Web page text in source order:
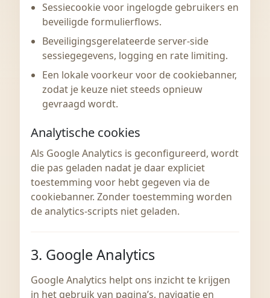
Sessiecookie voor ingelogde gebruikers en
beveiligde formulierflows.
Beveiligingsgerelateerde server-side
sessiegegevens, logging en rate limiting.
Een lokale voorkeur voor de cookiebanner,
zodat je keuze niet steeds opnieuw
gevraagd wordt.
Analytische cookies
Als Google Analytics is geconfigureerd, wordt
die pas geladen nadat je daar expliciet
toestemming voor hebt gegeven via de
cookiebanner. Zonder toestemming worden
de analytics-scripts niet geladen.
3. Google Analytics
Google Analytics helpt ons inzicht te krijgen
in het gebruik van pagina’s, navigatie en